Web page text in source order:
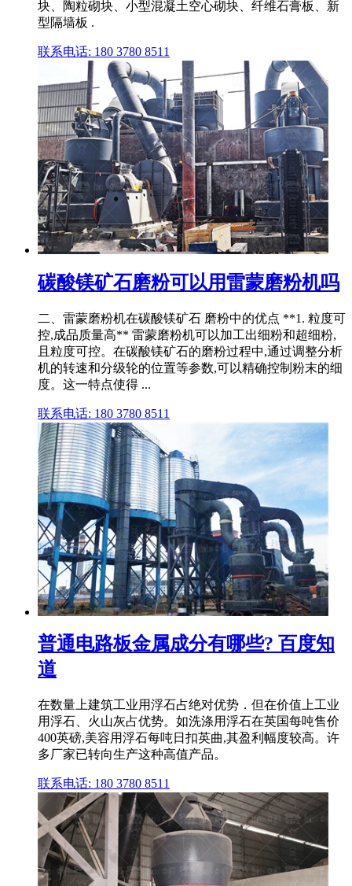
块、陶粒砌块、小型混凝土空心砌块、纤维石膏板、新
型隔墙板 .
联系电话: 180 3780 8511
碳酸镁矿石磨粉可以用雷蒙磨粉机吗
二、雷蒙磨粉机在碳酸镁矿石 磨粉中的优点 **1. 粒度可
控,成品质量高** 雷蒙磨粉机可以加工出细粉和超细粉,
且粒度可控。在碳酸镁矿石的磨粉过程中,通过调整分析
机的转速和分级轮的位置等参数,可以精确控制粉末的细
度。这一特点使得 ...
联系电话: 180 3780 8511
普通电路板金属成分有哪些? 百度知
道
在数量上建筑工业用浮石占绝对优势．但在价值上工业
用浮石、火山灰占优势。如洗涤用浮石在英国每吨售价
400英磅,美容用浮石每吨日扣英曲,其盈利幅度较高。许
多厂家已转向生产这种高值产品。
联系电话: 180 3780 8511